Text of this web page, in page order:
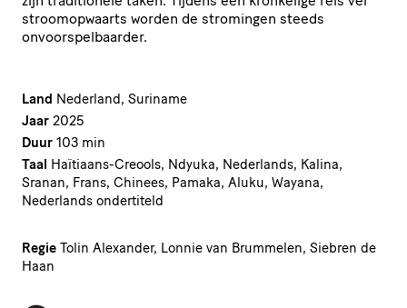
stroomopwaarts worden de stromingen steeds
onvoorspelbaarder.
Land Nederland, Suriname
Jaar 2025
Duur 103 min
Taal Haïtiaans-Creools, Ndyuka, Nederlands, Kalina,
Sranan, Frans, Chinees, Pamaka, Aluku, Wayana,
Nederlands ondertiteld
Regie Tolin Alexander, Lonnie van Brummelen, Siebren de
Haan